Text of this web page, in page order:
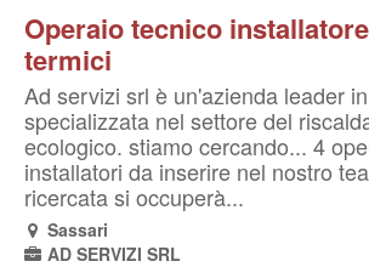
Operaio tecnico
termici
Ad servizi srl è un'azienda leader
specializzata nel settore del
ecologico. stiamo cercando... 4
installatori da inserire nel nostro
ricercata si occuperà...
Sassari
AD SERVIZI SRL